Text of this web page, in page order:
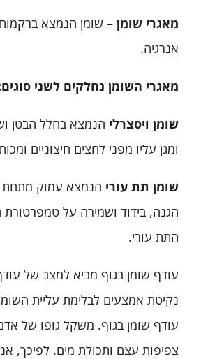
מאגרי שומן – שומן הנמצא
אנרגיה.
מאגרי השומן נחלקים לשני
שומן ויסצרלי הנמצא בחלל הבטן
ומגן עליו מפני לחצים חיצוניים
שומן תת עורי הנמצא עמוק מתחת
הגנה, בידוד ושמירה על טמפרטורת
התת עורי.
עודף שומן בגוף מביא למצב של
נקיטת אמצעים לבלימת עליית
עודף שומן בגוף. משקל גופו של
צפיפות עצם ותכולת מים. לפיכך,